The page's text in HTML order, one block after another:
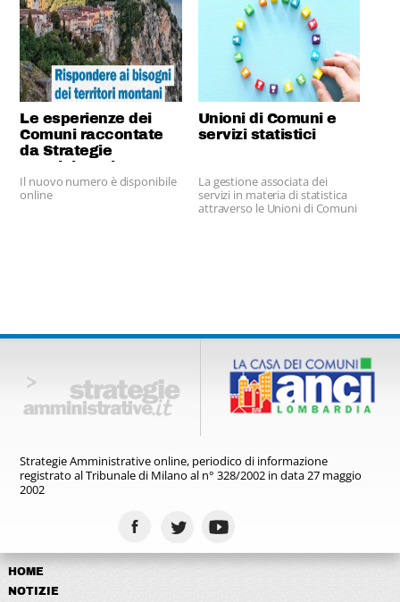
Le esperienze dei
Comuni raccontate
da Strategie
Amministrative
Il nuovo numero è disponibile
online
Unioni di Comuni e
servizi statistici
La gestione associata dei
servizi in materia di statistica
attraverso le Unioni di Comuni
Strategie Amministrative online, periodico di informazione
registratoal Tribunale di Milano al n° 328/2002 in data 27 maggio
2002
HOME
NOTIZIE